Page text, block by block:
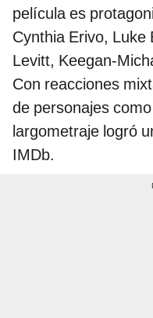
película es
Cynthia Erivo, Luke
Levitt, Keegan-
Con reacciones
de personajes
largometraje logró
IMDb.